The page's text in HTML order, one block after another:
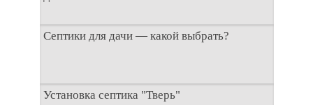
Септики для дачи — какой выбрать?
При строительстве дачи одной из
первоочередных задач становится
Установка септика "Тверь"